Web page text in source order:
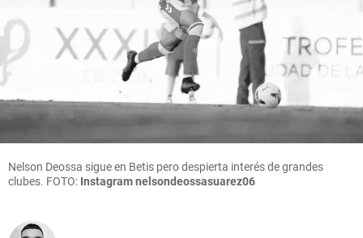
Nelson Deossa sigue en Betis pero despierta interés de grandes
clubes. FOTO: Instagram nelsondeossasuarez06